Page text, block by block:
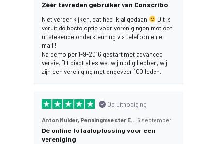
Zéér tevreden gebruiker van Conscribo
Niet verder kijken, dat heb ik al gedaan
Dit is
veruit de beste optie voor verenigingen met een
uitstekende ondersteuning via telefoon en e-
mail !
Na demo per 1-9-2016 gestart met advanced
versie. Dit biedt alles wat wij nodig hebben, wij
zijn een vereniging met ongeveer 100 leden.
Op uitnodiging
Anton Mulder, Penningmeester E.V.A., 5 september
Dé online totaaloplossing voor een
vereniging